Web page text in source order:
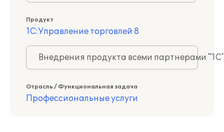
Продукт
1С:Управление торговлей 8
Внедрения продукта всеми партнерами
Отрасль / Функциональная задача
Профессиональные услуги